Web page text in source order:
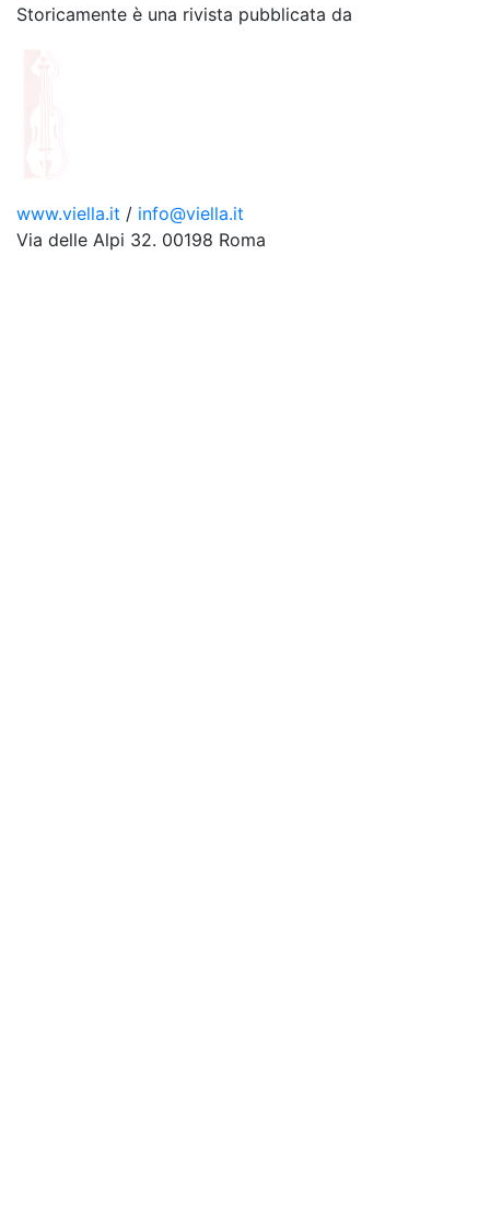
Storicamente è una rivista pubblicata da
www.viella.it / info@viella.it
Via delle Alpi 32. 00198 Roma